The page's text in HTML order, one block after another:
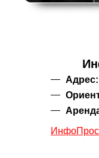
Адрес: